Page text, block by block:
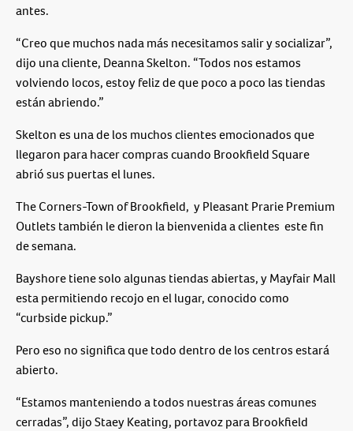
antes.
“Creo que muchos nada más necesitamos salir y socializar”,
dijo una cliente, Deanna Skelton. “Todos nos estamos
volviendo locos, estoy feliz de que poco a poco las tiendas
están abriendo.”
Skelton es una de los muchos clientes emocionados que
llegaron para hacer compras cuando Brookfield Square
abrió sus puertas el lunes.
The Corners-Town of Brookfield, y Pleasant Prarie Premium
Outlets también le dieron la bienvenida a clientes este fin
de semana.
Bayshore tiene solo algunas tiendas abiertas, y Mayfair Mall
esta permitiendo recojo en el lugar, conocido como
“curbside pickup.”
Pero eso no significa que todo dentro de los centros estará
abierto.
“Estamos manteniendo a todos nuestras áreas comunes
cerradas”, dijo Staey Keating, portavoz para Brookfield